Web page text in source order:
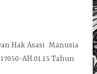
Hak Asasi Manusia
AH.01.15 Tahun